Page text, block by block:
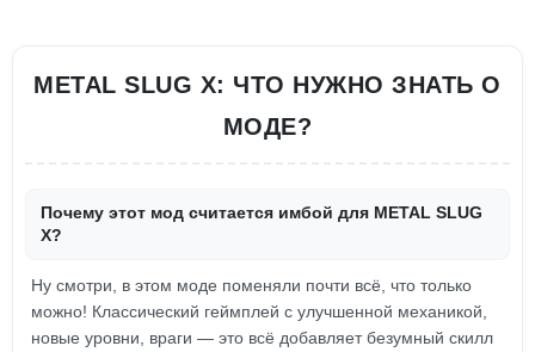
METAL SLUG X: ЧТО НУЖНО ЗНАТЬ О
МОДЕ?
Почему этот мод считается имбой для METAL SLUG
X?
Ну смотри, в этом моде поменяли почти всё, что только
можно! Классический геймплей с улучшенной механикой,
новые уровни, враги — это всё добавляет безумный скилл